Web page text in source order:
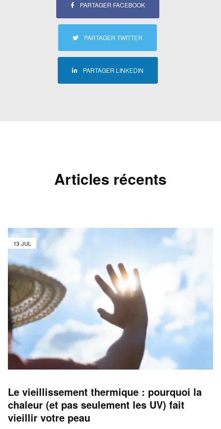
PARTAGER FACEBOOK
PARTAGER TWITTER
PARTAGER LINKEDIN
Articles récents
13 JUL
Le vieillissement thermique : pourquoi la
chaleur (et pas seulement les UV) fait
vieillir votre peau